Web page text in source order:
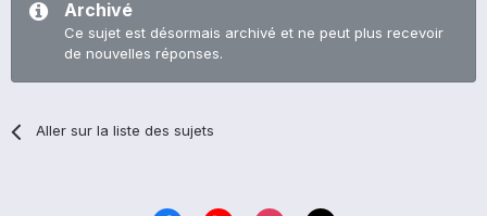
Archivé
Ce sujet est désormais archivé et ne peut plus recevoir
de nouvelles réponses.
Aller sur la liste des sujets